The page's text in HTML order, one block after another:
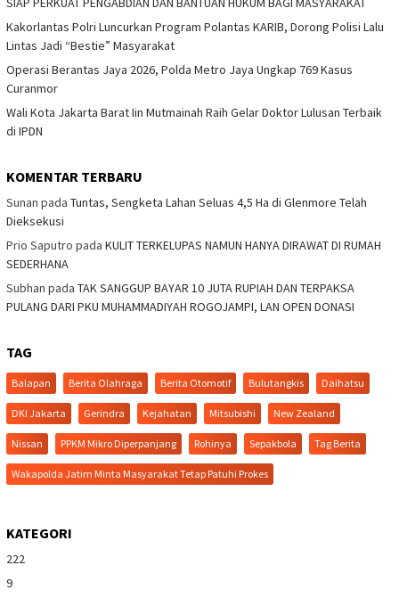
Kakorlantas Polri Luncurkan Program Polantas KARIB, Dorong Polisi Lalu
Lintas Jadi “Bestie” Masyarakat
Operasi Berantas Jaya 2026, Polda Metro Jaya Ungkap 769 Kasus
Curanmor
Wali Kota Jakarta Barat Iin Mutmainah Raih Gelar Doktor Lulusan Terbaik
di IPDN
KOMENTAR TERBARU
Sunan pada Tuntas, Sengketa Lahan Seluas 4,5 Ha di Glenmore Telah
Dieksekusi
Prio Saputro pada KULIT TERKELUPAS NAMUN HANYA DIRAWAT DI RUMAH
SEDERHANA
Subhan pada TAK SANGGUP BAYAR 10 JUTA RUPIAH DAN TERPAKSA
PULANG DARI PKU MUHAMMADIYAH ROGOJAMPI, LAN OPEN DONASI
TAG
Balapan Berita Olahraga Berita Otomotif Bulutangkis Daihatsu
DKI Jakarta Gerindra Kejahatan Mitsubishi New Zealand
Nissan PPKM Mikro Diperpanjang Rohinya Sepakbola Tag Berita
Wakapolda Jatim Minta Masyarakat Tetap Patuhi Prokes
KATEGORI
222
9